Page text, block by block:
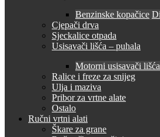
Benzinske kopačice
Cjepači drva
Sjeckalice otpada
Usisavači lišća – puhala
Motorni usisavači
Ralice i freze za snijeg
Ulja i maziva
Pribor za vrtne alate
Ostalo
Ručni vrtni alati
Škare za grane